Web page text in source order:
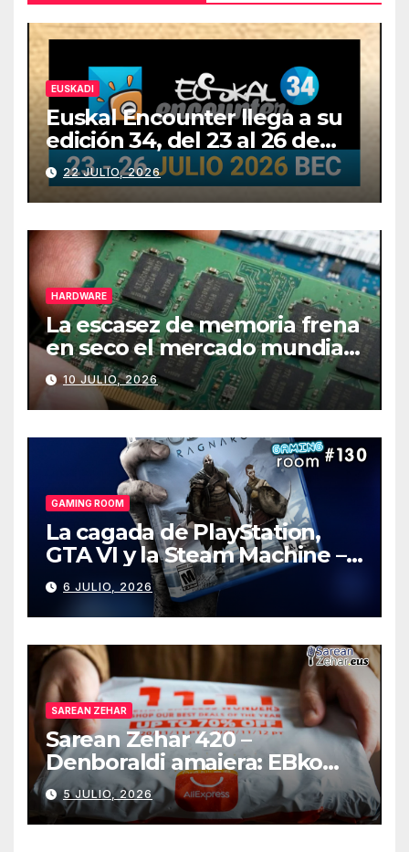
EUSKADI
Euskal Encounter llega a su
edición 34, del 23 al 26 de
julio
22 JULIO, 2026
HARDWARE
La escasez de memoria frena
en seco el mercado mundial
de PCs
10 JULIO, 2026
GAMING ROOM
La cagada de PlayStation,
GTA VI y la Steam Machine –
Gaming Room #130
6 JULIO, 2026
SAREAN ZEHAR
Sarean Zehar 420 –
Denboraldi amaiera: EBko
muga-zerga berriak
AliExpressi, AEBetako AAren
kontrola, Googleri behin
5 JULIO, 2026